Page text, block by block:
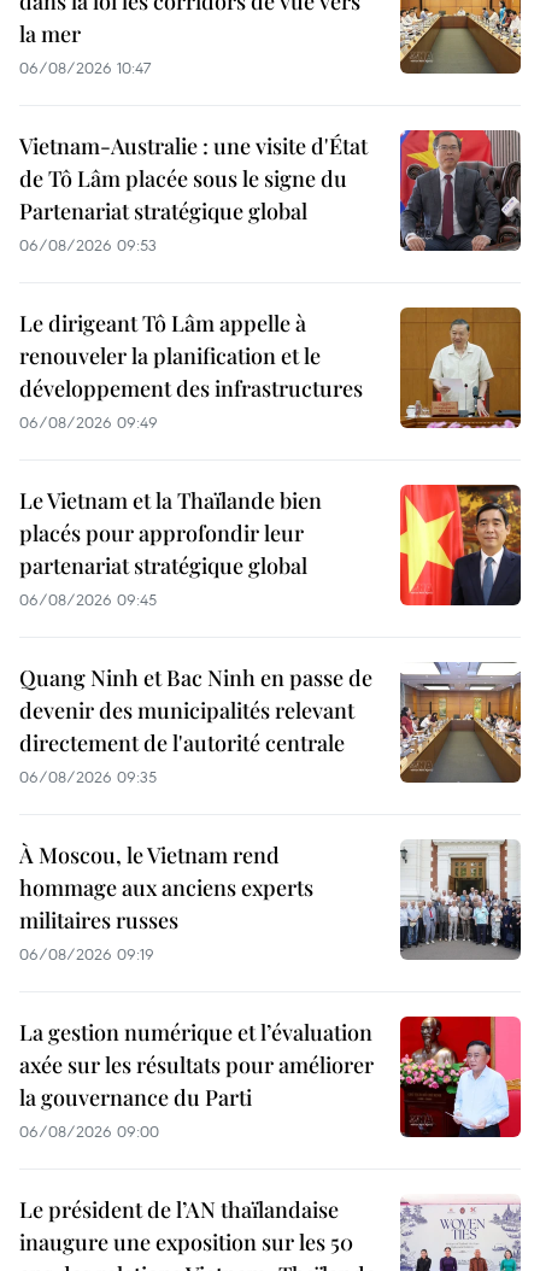
la mer
06/08/2026 10:47
Vietnam-Australie : une visite d'État
de Tô Lâm placée sous le signe du
Partenariat stratégique global
06/08/2026 09:53
Le dirigeant Tô Lâm appelle à
renouveler la planification et le
développement des infrastructures
06/08/2026 09:49
Le Vietnam et la Thaïlande bien
placés pour approfondir leur
partenariat stratégique global
06/08/2026 09:45
Quang Ninh et Bac Ninh en passe de
devenir des municipalités relevant
directement de l'autorité centrale
06/08/2026 09:35
À Moscou, le Vietnam rend
hommage aux anciens experts
militaires russes
06/08/2026 09:19
La gestion numérique et l’évaluation
axée sur les résultats pour améliorer
la gouvernance du Parti
06/08/2026 09:00
Le président de l’AN thaïlandaise
inaugure une exposition sur les 50